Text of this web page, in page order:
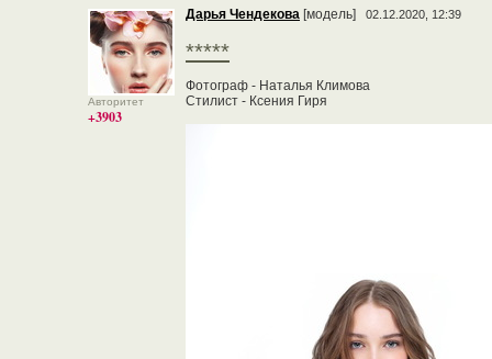
Авторитет
+3903
Дарья Чендекова [модель] 02.12.2020, 12:39
*****
Фотограф - Наталья Климова
Стилист - Ксения Гиря